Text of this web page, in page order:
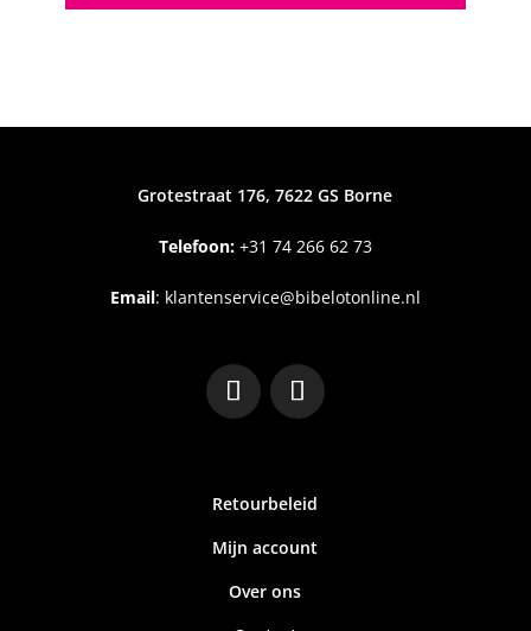
Grotestraat 176, 7622 GS Borne
Telefoon:+31 74 266 62 73
Email: klantenservice@bibelotonline.nl
Retourbeleid
Mijn account
Over ons